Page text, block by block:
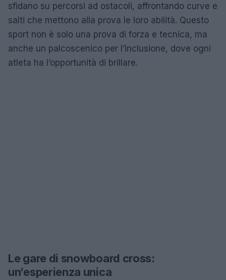
sfidano su percorsi ad ostacoli, affrontando curve e
salti che mettono alla prova le loro abilità. Questo
sport non è solo una prova di forza e tecnica, ma
anche un palcoscenico per l’inclusione, dove ogni
atleta ha l’opportunità di brillare.
Le gare di snowboard cross:
un’esperienza unica